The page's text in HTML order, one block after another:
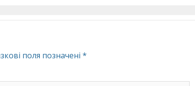
поля позначені *